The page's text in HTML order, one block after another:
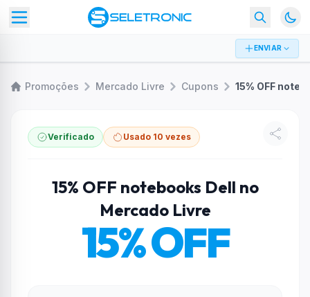
ENVIAR
Promoções Mercado Livre Cupons
Verificado Usado 10 vezes
15% OFF notebooks Dell no
Mercado Livre
15% OFF